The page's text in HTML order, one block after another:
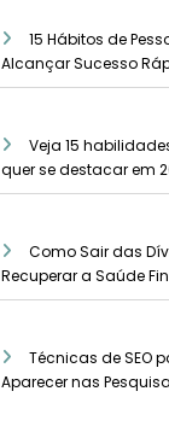
15 Hábitos de
Alcançar Sucesso
Veja 15
quer se destacar em
Como Sair das
Recuperar a Saúde
Técnicas de SEO
Aparecer nas